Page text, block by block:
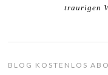
traurigen
BLOG KOSTENLOS